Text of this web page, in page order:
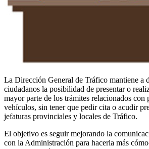
La Dirección General de Tráfico mantiene a
ciudadanos la posibilidad de presentar o
mayor parte de los trámites relacionados con
vehículos, sin tener que pedir cita o acudir
jefaturas provinciales y locales de Tráfico.
El objetivo es seguir mejorando la
con la Administración para hacerla más